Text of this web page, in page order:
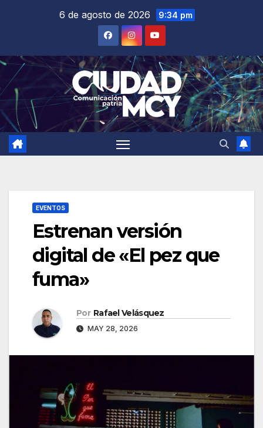
6 de agosto de 2026 9:34 pm
EVENTOS
Estrenan versión
digital de «El pez que
fuma»
Por Rafael Velásquez
MAY 28, 2026